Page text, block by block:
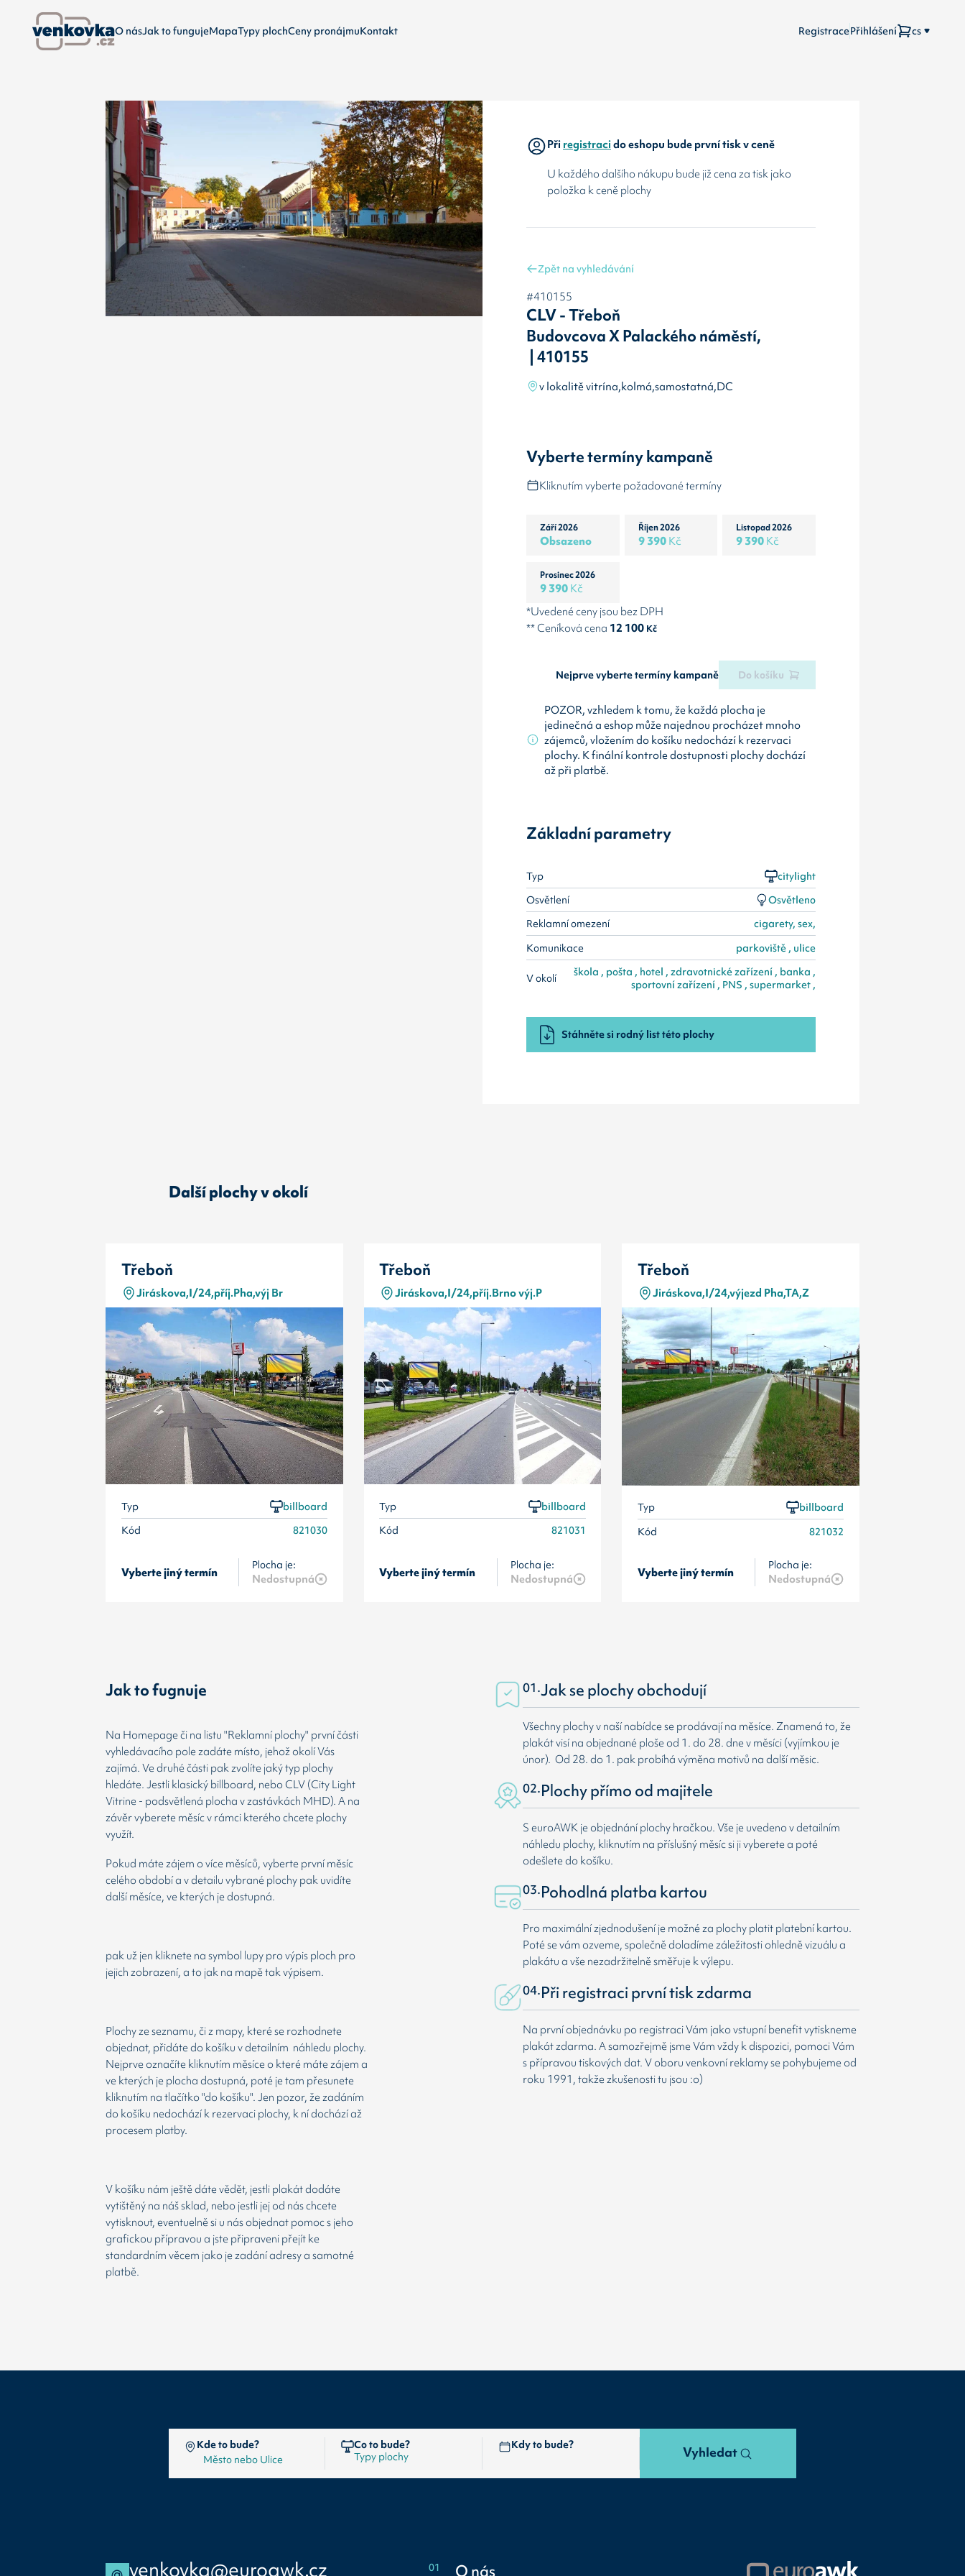
O násJak to fungujeMapaTypy plochCeny pronájmuKontakt RegistracePřihlášení cs
Přiregistracido eshopu bude první tisk v ceně
U každého dalšího nákupu bude již cena za tisk jako
položka k ceně plochy
Zpět na vyhledávání
#410155
CLV - Třeboň
Budovcova X Palackého náměstí,
| 410155
v lokalitě vitrína,kolmá,samostatná,DC
Vyberte termíny kampaně
Kliknutím vyberte požadované termíny
Září 2026
Obsazeno
Říjen 2026
9 390Kč
Listopad 2026
9 390Kč
Prosinec 2026
9 390Kč
*Uvedené ceny jsou bez DPH
** Ceníková cena 12 100 Kč
Nejprve vyberte termíny kampaně Do košíku
POZOR, vzhledem k tomu, že každá plocha je
jedinečná a eshop může najednou procházet mnoho
zájemců, vložením do košíku nedochází k rezervaci
plochy. K finální kontrole dostupnosti plochy dochází
až při platbě.
Základní parametry
Typ
citylight
Osvětlení
Osvětleno
Reklamní omezení
cigarety, sex,
Komunikace
parkoviště , ulice
V okolí
škola , pošta , hotel , zdravotnické zařízení , banka ,
sportovní zařízení , PNS , supermarket ,
Stáhněte si rodný list této plochy
Další plochy v okolí
Třeboň
Jiráskova,I/24,příj.Pha,výj Br
Typ
billboard
Kód
821030
Vyberte jiný termín Plocha je:
Nedostupná
Třeboň
Jiráskova,I/24,příj.Brno výj.P
Typ
billboard
Kód
821031
Vyberte jiný termín Plocha je:
Nedostupná
Třeboň
Jiráskova,I/24,výjezd Pha,TA,Z
Typ
billboard
Kód
821032
Vyberte jiný termín Plocha je:
Nedostupná
Jak to fugnuje
Na Homepage či na listu "Reklamní plochy" první části
vyhledávacího pole zadáte místo, jehož okolí Vás
zajímá. Ve druhé části pak zvolíte jaký typ plochy
hledáte. Jestli klasický billboard, nebo CLV (City Light
Vitrine - podsvětlená plocha v zastávkách MHD). A na
závěr vyberete měsíc v rámci kterého chcete plochy
využít.
Pokud máte zájem o více měsíců, vyberte první měsíc
celého období a v detailu vybrané plochy pak uvidíte
další měsíce, ve kterých je dostupná.
pak už jen kliknete na symbol lupy pro výpis ploch pro
jejich zobrazení, a to jak na mapě tak výpisem.
Plochy ze seznamu, či z mapy, které se rozhodnete
objednat, přidáte do košíku v detailním náhledu plochy.
Nejprve označíte kliknutím měsíce o které máte zájem a
ve kterých je plocha dostupná, poté je tam přesunete
kliknutím na tlačítko "do košíku". Jen pozor, že zadáním
do košíku nedochází k rezervaci plochy, k ní dochází až
procesem platby.
V košíku nám ještě dáte vědět, jestli plakát dodáte
vytištěný na náš sklad, nebo jestli jej od nás chcete
vytisknout, eventuelně si u nás objednat pomoc s jeho
grafickou přípravou a jste připraveni přejít ke
standardním věcem jako je zadání adresy a samotné
platbě.
01.Jak se plochy obchodují
Všechny plochy v naší nabídce se prodávají na měsíce. Znamená to, že
plakát visí na objednané ploše od 1. do 28. dne v měsíci (vyjímkou je
únor). Od 28. do 1. pak probíhá výměna motivů na další měsic.
02.Plochy přímo od majitele
S euroAWK je objednání plochy hračkou. Vše je uvedeno v detailním
náhledu plochy, kliknutím na příslušný měsíc si ji vyberete a poté
odešlete do košíku.
03.Pohodlná platba kartou
Pro maximální zjednodušení je možné za plochy platit platební kartou.
Poté se vám ozveme, společně doladíme záležitosti ohledně vizuálu a
plakátu a vše nezadržitelně směřuje k výlepu.
04.Při registraci první tisk zdarma
Na první objednávku po registraci Vám jako vstupní benefit vytiskneme
plakát zdarma. A samozřejmě jsme Vám vždy k dispozici, pomoci Vám
s přípravou tiskových dat. V oboru venkovní reklamy se pohybujeme od
roku 1991, takže zkušenosti tu jsou :o)
Kde to bude? Co to bude? Kdy to bude? Vyhledat
venkovka@euroawk.cz 01 O nás